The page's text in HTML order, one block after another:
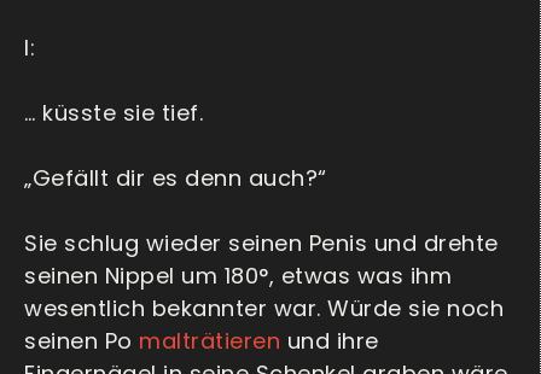
I:
… küsste sie tief.
„Gefällt dir es denn auch?“
Sie schlug wieder seinen Penis und drehte
seinen Nippel um 180°, etwas was ihm
wesentlich bekannter war. Würde sie noch
seinen Po malträtieren und ihre